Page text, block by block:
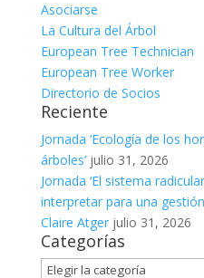
Asociarse
La Cultura del Árbol
European Tree Technician
European Tree Worker
Directorio de Socios
Reciente
Jornada ‘Ecología de los
árboles’ julio 31, 2026
Jornada ‘El sistema
interpretar para una
Claire Atger julio 31, 2026
Categorías
Categorías